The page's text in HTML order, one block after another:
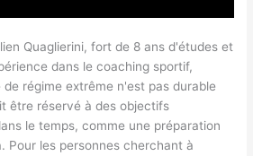
Quaglierini, fort de 8 ans d'études et
dans le coaching sportif,
régime extrême n'est pas durable
être réservé à des objectifs
le temps, comme une préparation
Pour les personnes cherchant à